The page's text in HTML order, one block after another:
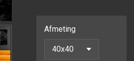
Afmeting